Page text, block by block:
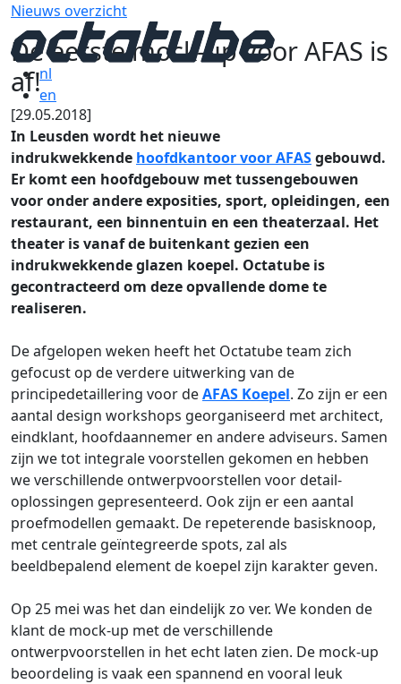
nl
en
Nieuws overzicht
De eerste mock-up voor AFAS is
af!
[29.05.2018]
In Leusden wordt het nieuwe
indrukwekkende hoofdkantoor voor AFASgebouwd.
Er komt een hoofdgebouw met tussengebouwen
voor onder andere exposities, sport, opleidingen, een
restaurant, een binnentuin en een theaterzaal. Het
theater is vanaf de buitenkant gezien een
indrukwekkende glazen koepel. Octatube is
gecontracteerd om deze opvallende dome te
realiseren.
De afgelopen weken heeft het Octatube team zich
gefocust op de verdere uitwerking van de
principedetaillering voor deAFAS Koepel. Zo zijn er een
aantal design workshops georganiseerd met architect,
eindklant, hoofdaannemer en andere adviseurs. Samen
zijn we tot integrale voorstellen gekomen en hebben
we verschillende ontwerpvoorstellen voor detail-
oplossingen gepresenteerd. Ook zijn er een aantal
proefmodellen gemaakt. De repeterende basisknoop,
met centrale geïntegreerde spots, zal als
beeldbepalend element de koepel zijn karakter geven.
Op 25 mei was het dan eindelijk zo ver. We konden de
klant de mock-up met de verschillende
ontwerpvoorstellen in het echt laten zien. De mock-up
beoordeling is vaak een spannend en vooral leuk